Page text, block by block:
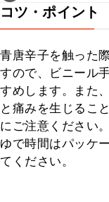
コツ・ポイント
青唐辛子を触った
すので、ビニール
すめします。また
と痛みを生じるこ
にご注意ください。
ゆで時間はパッケ
てください。